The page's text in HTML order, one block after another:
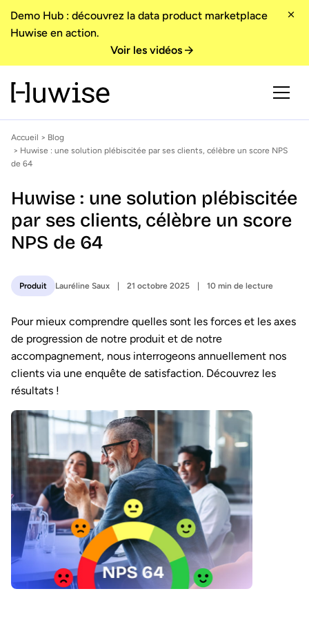
Demo Hub : découvrez la data product marketplace
Huwise en action.
Voir les vidéos
Accueil > Blog
> Huwise : une solution plébiscitée par ses clients, célèbre un score NPS
de 64
Huwise : une solution plébiscitée
par ses clients, célèbre un score
NPS de 64
Produit Lauréline Saux 21 octobre 2025 10 min de lecture
Pour mieux comprendre quelles sont les forces et les axes
de progression de notre produit et de notre
accompagnement, nous interrogeons annuellement nos
clients via une enquête de satisfaction. Découvrez les
résultats !